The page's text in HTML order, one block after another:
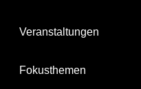
Veranstaltungen
Fokusthemen